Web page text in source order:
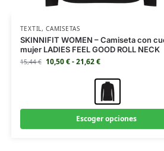
TEXTIL,CAMISETAS
SKINNIFIT WOMEN – Camiseta con
mujer LADIES FEEL GOOD ROLL NECK
15,44€ 10,50€-21,62€
Escoger opciones